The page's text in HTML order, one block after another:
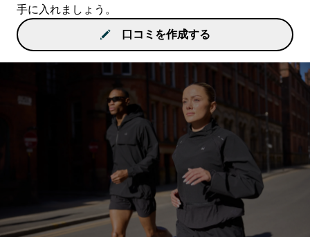
手に入れましょう。
口コミを作成する